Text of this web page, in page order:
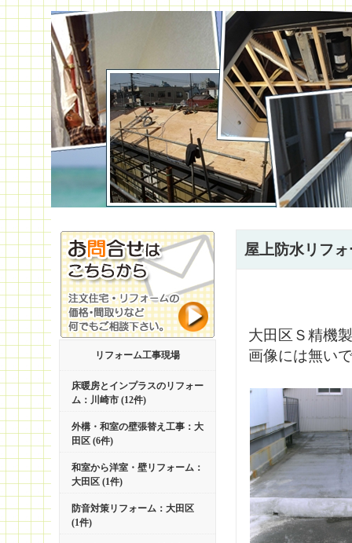
リフォーム工事現場
床暖房とインプラスのリフォー
ム：川崎市 (12件)
外構・和室の壁張替え工事：大
田区 (6件)
和室から洋室・壁リフォーム：
大田区 (1件)
防音対策リフォーム：大田区
(1件)
屋上防水リフ
大田区Ｓ精機
画像には無い